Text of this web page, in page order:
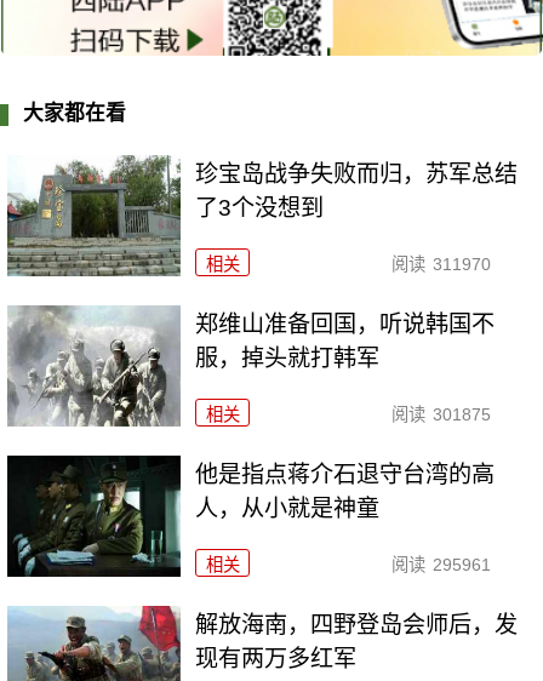
大家都在看
珍宝岛战争失败而归，苏军总结
了3个没想到
相关 阅读 311970
郑维山准备回国，听说韩国不
服，掉头就打韩军
相关 阅读 301875
他是指点蒋介石退守台湾的高
人，从小就是神童
相关 阅读 295961
解放海南，四野登岛会师后，发
现有两万多红军